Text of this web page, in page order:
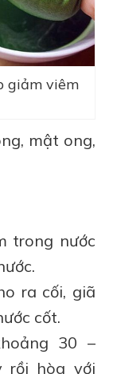
giảm viêm
mật ong,
trong nước
ra cối, giã
cốt.
30 –
rồi hòa với